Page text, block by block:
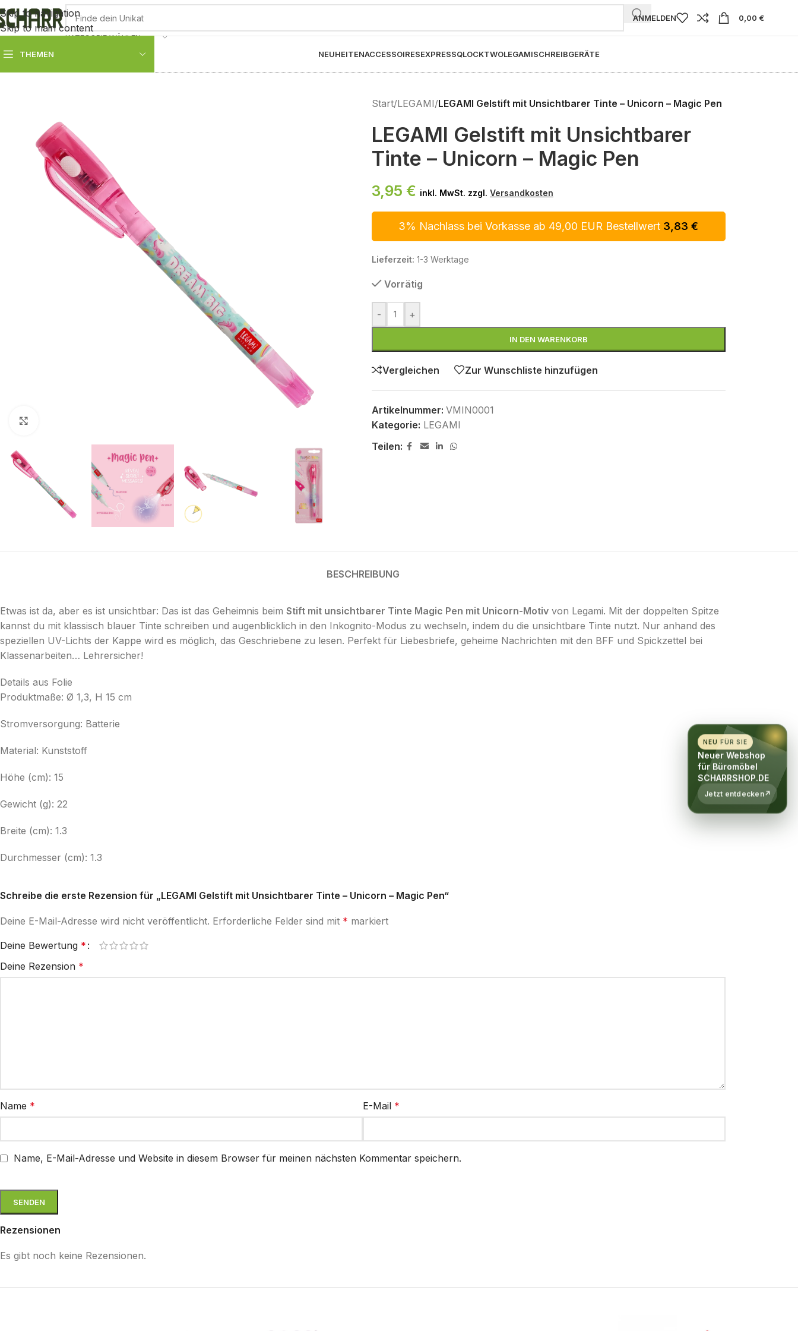
Skip to navigation
Skip to main content
KATEGORIE WÄHLEN
ANMELDEN 0,00 €
THEMEN NEUHEITENACCESSOIRESEXPRESSQLOCKTWOLEGAMISCHREIBGERÄTE
Start/LEGAMI/LEGAMI Gelstift mit Unsichtbarer Tinte – Unicorn – Magic Pen
LEGAMI Gelstift mit Unsichtbarer
Tinte – Unicorn – Magic Pen
3,95 € inkl. MwSt. zzgl. Versandkosten
3% Nachlass bei Vorkasse ab 49,00 EUR Bestellwert 3,83€
Lieferzeit: 1-3 Werktage
Vorrätig
- +
IN DEN WARENKORB
Vergleichen Zur Wunschliste hinzufügen
Artikelnummer: VMIN0001
Kategorie: LEGAMI
Teilen:
BESCHREIBUNG
Etwas ist da, aber es ist unsichtbar: Das ist das Geheimnis beim Stift mit unsichtbarer Tinte Magic Pen mit Unicorn-Motiv von Legami. Mit der doppelten Spitze
kannst du mit klassisch blauer Tinte schreiben und augenblicklich in den Inkognito-Modus zu wechseln, indem du die unsichtbare Tinte nutzt. Nur anhand des
speziellen UV-Lichts der Kappe wird es möglich, das Geschriebene zu lesen. Perfekt für Liebesbriefe, geheime Nachrichten mit den BFF und Spickzettel bei
Klassenarbeiten… Lehrersicher!
Details aus Folie
Produktmaße: Ø 1,3, H 15 cm
Stromversorgung: Batterie
Material: Kunststoff
Höhe (cm): 15
Gewicht (g): 22
Breite (cm): 1.3
Durchmesser (cm): 1.3
Rezensionen
Es gibt noch keine Rezensionen.
Schreibe die erste Rezension für „LEGAMI Gelstift mit Unsichtbarer Tinte – Unicorn – Magic Pen“
Deine E-Mail-Adresse wird nicht veröffentlicht. Erforderliche Felder sind mit * markiert
Deine Bewertung *
Deine Rezension *
Name * E-Mail *
Name, E-Mail-Adresse und Website in diesem Browser für meinen nächsten Kommentar speichern.
NEU FÜR SIE
Neuer Webshop
für Büromöbel
SCHARRSHOP.DE
Jetzt entdecken↗